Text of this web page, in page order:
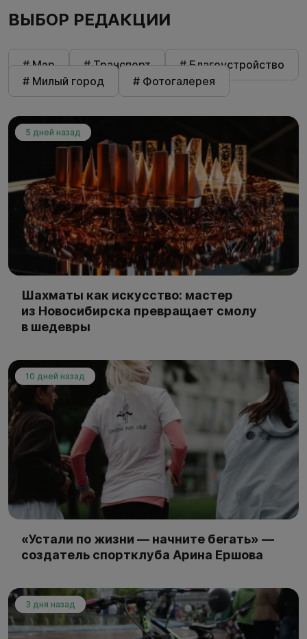
ВЫБОР РЕДАКЦИИ
# Мэр # Транспорт
# Благоустройство
# Милый город
# Фотогалерея
5 дней назад
Шахматы как искусство: мастер
из Новосибирска превращает смолу
в шедевры
10 дней назад
«Устали по жизни — начните бегать» —
создатель спортклуба Арина Ершова
3 дня назад